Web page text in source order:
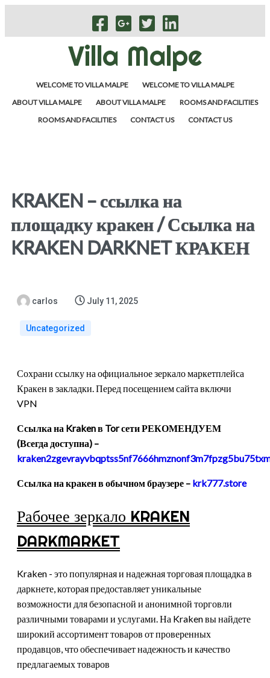
Villa Malpe
WELCOME TO VILLA MALPE
WELCOME TO VILLA MALPE
ABOUT VILLA MALPE
ABOUT VILLA MALPE
ROOMS AND FACILITIES
ROOMS AND FACILITIES
CONTACT US CONTACT US
KRAKEN – ссылка на
площадку кракен / Ссылка на
KRAKEN DARKNET КРАКЕН
carlos July 11, 2025
Uncategorized
Сохрани ссылку на официальное зеркало маркетплейса
Кракен в закладки. Перед посещением сайта включи
VPN
Ссылка на Kraken в Tor сети РЕКОМЕНДУЕМ
(Всегда доступна) –
Ссылка на кракен в обычном браузере – krk777.store
Рабочее зеркало KRAKEN
DARKMARKET
Kraken - это популярная и надежная торговая площадка в
даркнете, которая предоставляет уникальные
возможности для безопасной и анонимной торговли
различными товарами и услугами. На Kraken вы найдете
широкий ассортимент товаров от проверенных
продавцов, что обеспечивает надежность и качество
предлагаемых товаров